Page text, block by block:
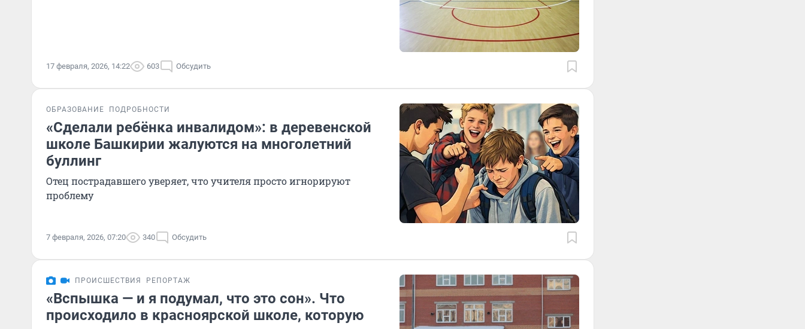
17 февраля, 2026, 14:22 603 Обсудить
ОБРАЗОВАНИЕ ПОДРОБНОСТИ
«Сделали ребёнка инвалидом»: в деревенской
школе Башкирии жалуются на многолетний
буллинг
Отец пострадавшего уверяет, что учителя просто игнорируют
проблему
7 февраля, 2026, 07:20 340 Обсудить
ПРОИСШЕСТВИЯ РЕПОРТАЖ
«Вспышка — и я подумал, что это сон». Что
происходило в красноярской школе, которую